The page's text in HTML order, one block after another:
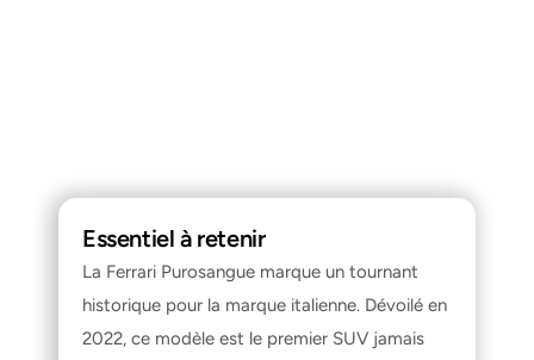
Essentiel à retenir
La Ferrari Purosangue marque un tournant
historique pour la marque italienne. Dévoilé en
2022, ce modèle est le premier SUV jamais